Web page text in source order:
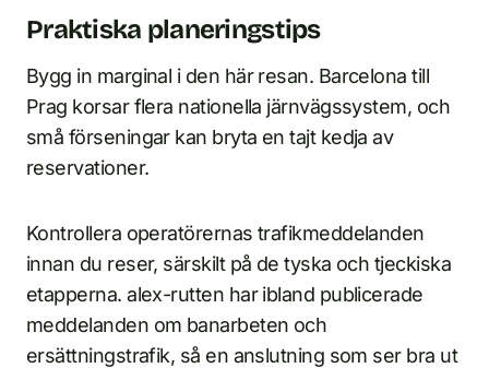
Praktiska planeringstips
Bygg in marginal i den här resan. Barcelona till
Prag korsar flera nationella järnvägssystem, och
små förseningar kan bryta en tajt kedja av
reservationer.
Kontrollera operatörernas trafikmeddelanden
innan du reser, särskilt på de tyska och tjeckiska
etapperna. alex-rutten har ibland publicerade
meddelanden om banarbeten och
ersättningstrafik, så en anslutning som ser bra ut